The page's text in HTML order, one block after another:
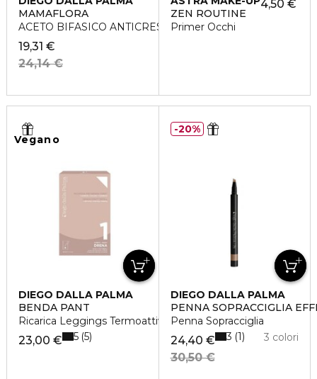
MAMAFLORA
ACETO BIFASICO ANTICRESPO
19,31 €
24,14 €
ZEN ROUTINE
Primer Occhi
4,50 €
Vegano
DIEGO DALLA PALMA
BENDA PANT
Ricarica Leggings Termoattivo Snellente
23,00 € 5 5
DIEGO DALLA PALMA
PENNA SOPRACCIGLIA
Penna Sopracciglia
24,40 €
30,50 €
3 colori
3 1
20%